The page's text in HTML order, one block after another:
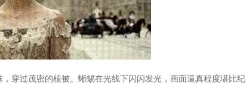
穿过茂密的植被。蜥蜴在光线下闪闪发光，画面逼真程度堪比纪